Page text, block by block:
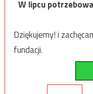
W lipcu
Dziękujemy! i
fundacji.